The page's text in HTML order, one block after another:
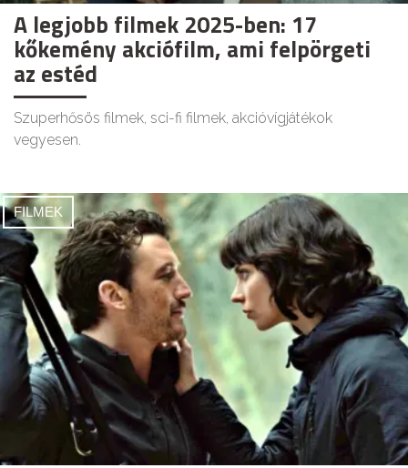
A legjobb filmek 2025-ben: 17
kőkemény akciófilm, ami felpörgeti
az estéd
Szuperhősös filmek, sci-fi filmek, akcióvígjátékok
vegyesen.
FILMEK